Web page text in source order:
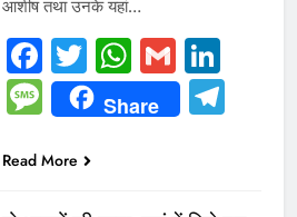
आशीष तथा उनके यहां…
Facebook
TwitterGmail
Message
Share
Read More